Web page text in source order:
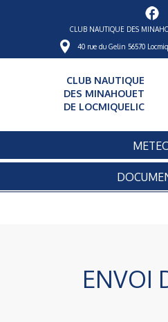
CLUB NAUTIQUE DES
40 rue du Gelin 56570
CLUB NAUTIQUE
DES MINAHOUET
DE LOCMIQUELIC
ENVOI